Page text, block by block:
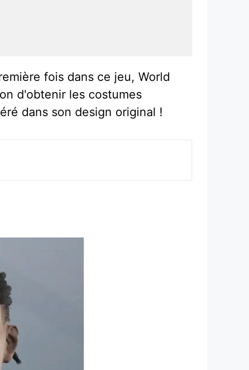
fois dans ce jeu, World
d'obtenir les costumes
dans son design original !